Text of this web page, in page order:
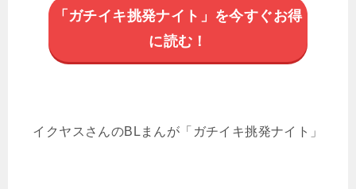
「ガチイキ挑発ナイト」を今すぐお得
に読む！
イクヤスさんのBLまんが「ガチイキ挑発ナイト」